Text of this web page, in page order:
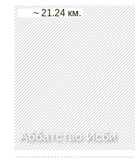
Аббатство Исби
~ 21.24 км.